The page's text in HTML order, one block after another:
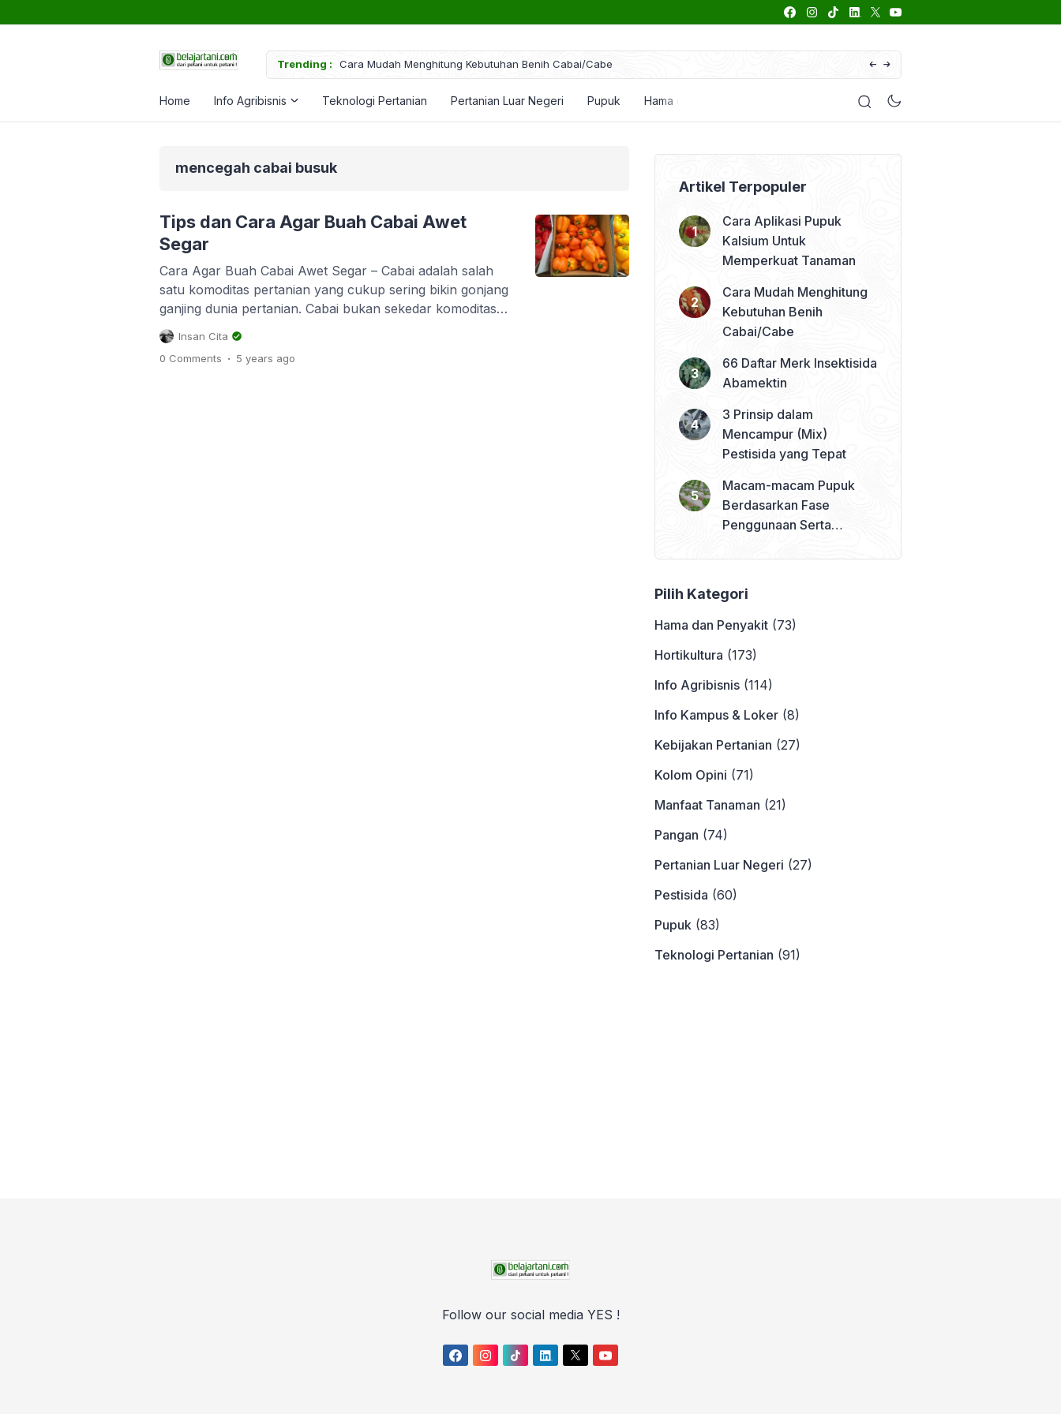
Trending : Cara Mudah Menghitung Kebutuhan Benih Cabai/Cabe 66 Daftar Merk Insektisida Abamektin
Home Info Agribisnis Teknologi Pertanian Pertanian Luar Negeri Pupuk Hama dan Penyakit Manfaat Tanaman
mencegah cabai busuk
Tips dan Cara Agar Buah Cabai Awet
Segar
Cara Agar Buah Cabai Awet Segar – Cabai adalah salah
satu komoditas pertanian yang cukup sering bikin gonjang
ganjing dunia pertanian. Cabai bukan sekedar komoditas
pertanian, namun bagian dari budaya atau cara hidup
kebanyakan orang Indonesia. Sebagian besar masyarakat
Indonesia memang sangat menyukai masakan pedas yang
Insan Cita
0 Comments . 5 years ago
Artikel Terpopuler
Cara Aplikasi Pupuk
Kalsium Untuk
Memperkuat Tanaman
Cara Mudah Menghitung
Kebutuhan Benih
Cabai/Cabe
66 Daftar Merk Insektisida
Abamektin
3 Prinsip dalam
Mencampur (Mix)
Pestisida yang Tepat
Macam-macam Pupuk
Berdasarkan Fase
Penggunaan Serta
Pilih Kategori
Hama dan Penyakit(73)
Hortikultura (173)
Info Agribisnis(114)
Info Kampus & Loker(8)
Kebijakan Pertanian (27)
Kolom Opini (71)
Manfaat Tanaman (21)
Pangan (74)
Pertanian Luar Negeri (27)
Pestisida (60)
Pupuk(83)
Teknologi Pertanian (91)
Follow our social media YES !